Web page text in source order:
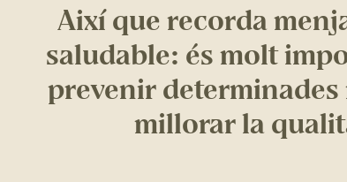
Així que recorda
saludable: és molt
prevenir
millorar la